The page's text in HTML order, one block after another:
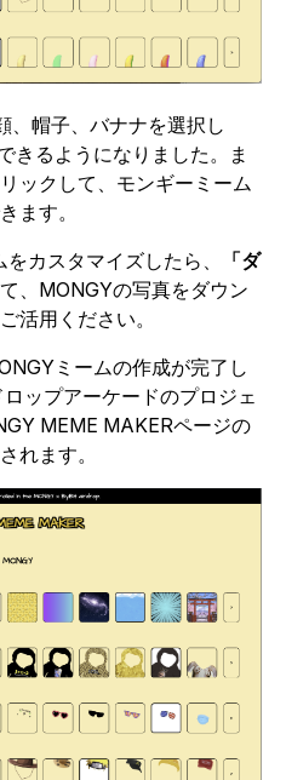
、帽子、バナナを選択し
きるようになりました。ま
ックして、モンギーミーム
ます。
をカスタマイズしたら、
「ダ
、MONGYの写真をダウン
活用ください。
ミームの作成が完了し
ップアーケードのプロジェ
MEME MAKERページの
れます。